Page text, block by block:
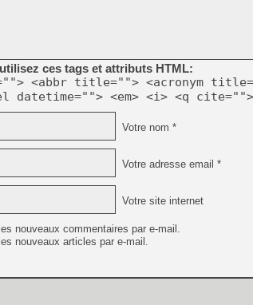
ces tags et attributs HTML:
<abbr title=""> <acronym
datetime=""> <em> <i> <q
Votre nom *
Votre adresse email *
Votre site internet
nouveaux commentaires par e-mail.
nouveaux articles par e-mail.